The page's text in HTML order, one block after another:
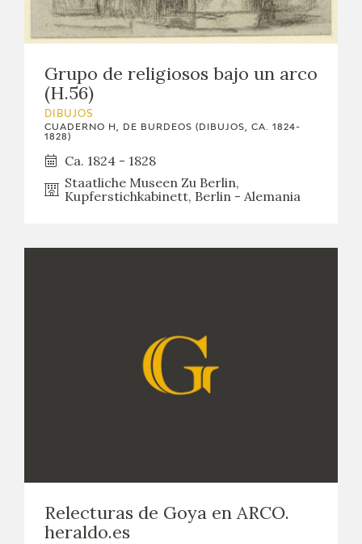
Grupo de religiosos bajo un arco
(H.56)
DIBUJOS
CUADERNO H, DE BURDEOS (DIBUJOS, CA. 1824-
1828)
Ca. 1824 - 1828
Staatliche Museen Zu Berlin,
Kupferstichkabinett, Berlin - Alemania
Relecturas de Goya en ARCO.
heraldo.es